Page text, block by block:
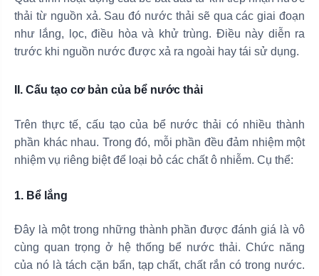
thải từ nguồn xả. Sau đó nước thải sẽ qua các giai đoạn
như lắng, lọc, điều hòa và khử trùng. Điều này diễn ra
trước khi nguồn nước được xả ra ngoài hay tái sử dụng.
II. Cấu tạo cơ bản của bể nước thải
Trên thực tế, cấu tạo của bể nước thải có nhiều thành
phần khác nhau. Trong đó, mỗi phần đều đảm nhiệm một
nhiệm vụ riêng biệt để loại bỏ các chất ô nhiễm. Cụ thể:
1. Bể lắng
Đây là một trong những thành phần được đánh giá là vô
cùng quan trọng ở hệ thống bể nước thải. Chức năng
của nó là tách cặn bẩn, tạp chất, chất rắn có trong nước.